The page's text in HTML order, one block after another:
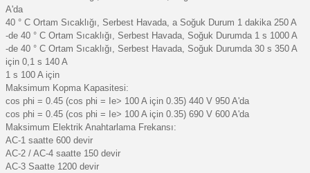
A'da
40 ° C Ortam Sıcaklığı, Serbest Havada, a Soğuk Durum 1 dakika 250 A
-de 40 ° C Ortam Sıcaklığı, Serbest Havada, Soğuk Durumda 1 s 1000 A
-de 40 ° C Ortam Sıcaklığı, Serbest Havada, Soğuk Durumda 30 s 350 A
için 0,1 s 140 A
1 s 100 A için
Maksimum Kopma Kapasitesi:
cos phi = 0.45 (cos phi = Ie> 100 A için 0.35) 440 V 950 A'da
cos phi = 0.45 (cos phi = Ie> 100 A için 0.35) 690 V 600 A'da
Maksimum Elektrik Anahtarlama Frekansı:
AC-1 saatte 600 devir
AC-2 / AC-4 saatte 150 devir
AC-3 Saatte 1200 devir